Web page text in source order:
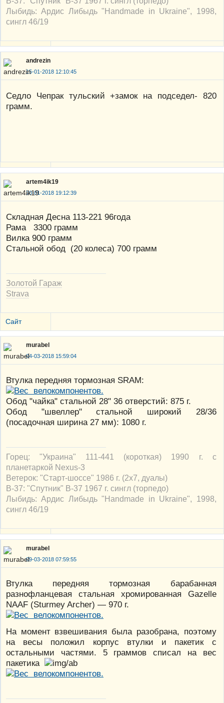
Лыбидь: Ардис Либыдь "Handmade in Ukraine", 1998,
сингл 46/19
andrezin
15-01-2018 12:10:45
Седло Чепрак тульский +замок на подседел- 820
грамм.
artem4ik19
20-01-2018 19:12:39
Складная Десна 113-221 96года
Рама 3300 грамм
Вилка 900 грамм
Стальной обод (20 колеса) 700 грамм
Золотой Гараж
Strava
Сайт
murabel
04-03-2018 15:59:04
Втулка передняя тормозная SRAM:
Обод "чайка" стальной 28" 36 отверстий: 875 г.
Обод "швеллер" стальной широкий 28/36
(посадочная ширина 27 мм): 1080 г.
Горец: "Украина" 111-441 (короткая) 1990 г. с
планетаркой Nexus-3
Ветерок: "Старт-шоссе" 1986 г. (2х7, дуалы)
В-37: "Спутник" В-37 1967 г. сингл (торпедо)
Лыбидь: Ардис Либыдь "Handmade in Ukraine", 1998,
сингл 46/19
murabel
09-03-2018 07:59:55
Втулка передняя тормозная барабанная
разнофланцевая cтальная хромированная Gazelle
NAAF (Sturmey Archer) — 970 г.
На момент взвешивания была разобрана, поэтому
на весы положил корпус втулки и пакетик с
остальными частями. 5 граммов списал на вес
пакетика